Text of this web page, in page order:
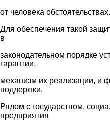
от человека обстоятельствах.
Для обеспечения такой
в
законодательном порядке
гарантии,
механизм их реализации, и
поддержки.
Рядом с государством,
предприятия